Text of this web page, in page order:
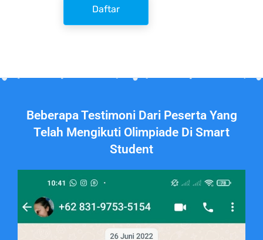
Daftar
Beberapa Testimoni Dari Peserta Yang
Telah Mengikuti Olimpiade Di Smart
Student